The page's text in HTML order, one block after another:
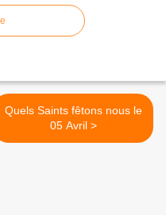
Quels Saints fêtons nous le
05 Avril >